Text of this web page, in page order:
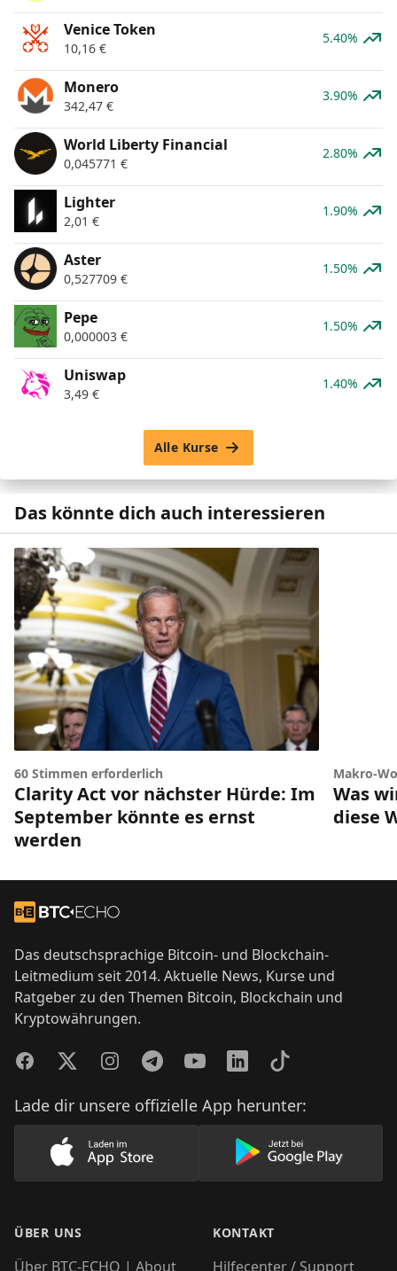
Venice Token
10,16 €
5.40%
Monero
342,47 €
3.90%
World Liberty Financial
0,045771 €
2.80%
Lighter
2,01 €
1.90%
Aster
0,527709 €
1.50%
Pepe
0,000003 €
1.50%
Uniswap
3,49 €
1.40%
Alle Kurse
Das könnte dich auch interessieren
60 Stimmen erforderlich
Clarity Act vor nächster Hürde: Im
September könnte es ernst
werden
Makro-
Was
diese
Zur Startseite
Das deutschsprachige Bitcoin- und Blockchain-
Leitmedium seit 2014. Aktuelle News, Kurse und
Ratgeber zu den Themen Bitcoin, Blockchain und
Kryptowährungen.
FacebookTwitterInstagramTelegramYouTubeLinkedInTikTok
Lade dir unsere offizielle App herunter:
Lade unsere App im AppStore herunter
Lade unsere
ÜBER UNS
Über BTC-ECHO | About
KONTAKT
Hilfecenter / Support